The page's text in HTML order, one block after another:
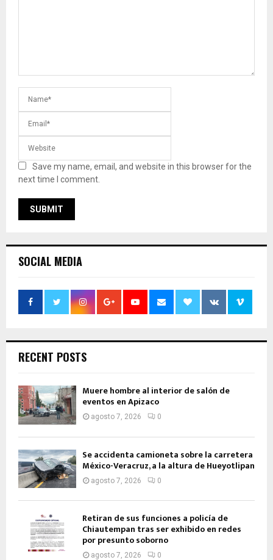
Save my name, email, and website in this browser for the
next time I comment.
SOCIAL MEDIA
RECENT POSTS
Muere hombre al interior de salón de
eventos en Apizaco
agosto 7, 2026 0
Se accidenta camioneta sobre la carretera
México-Veracruz, a la altura de Hueyotlipan
agosto 7, 2026 0
Retiran de sus funciones a policía de
Chiautempan tras ser exhibido en redes
por presunto soborno
agosto 7, 2026 0